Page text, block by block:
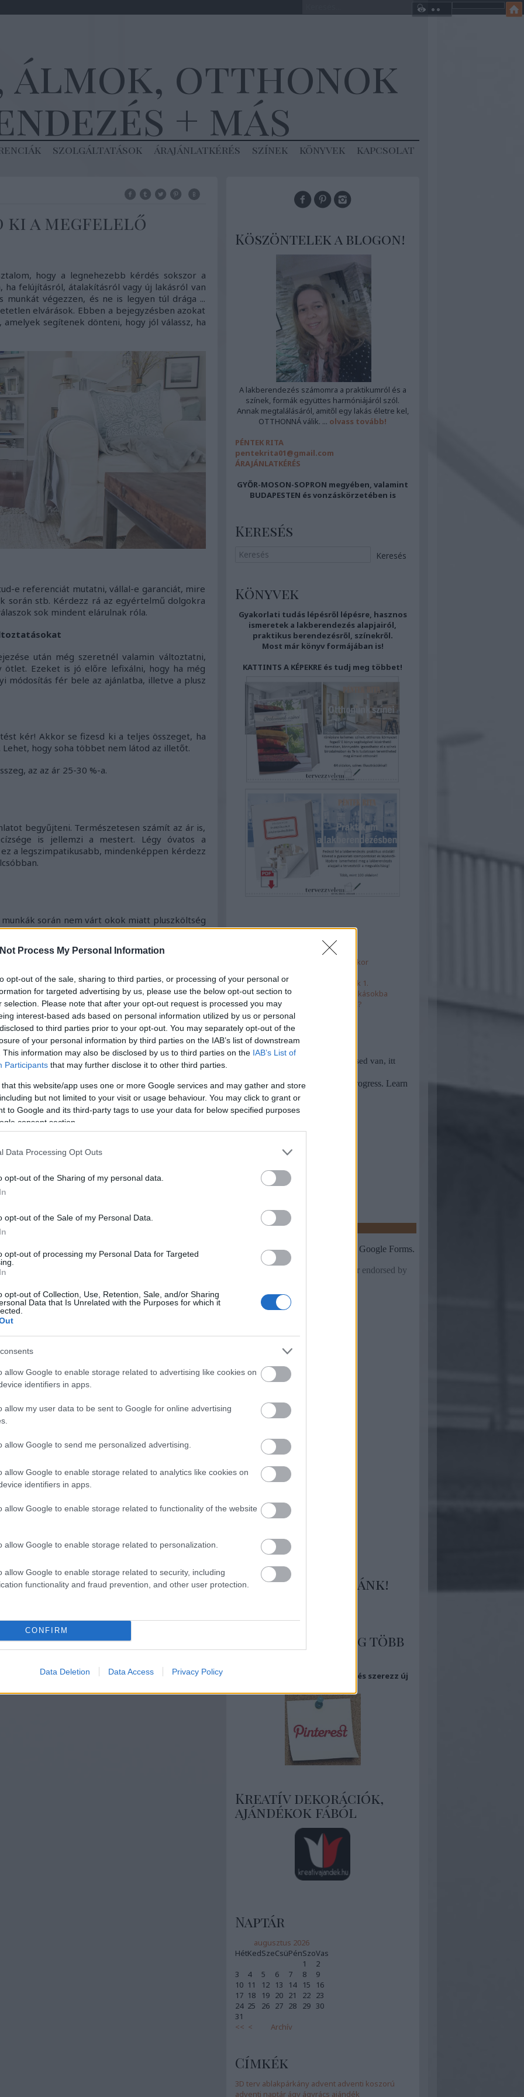
Process My Personal Information
opt-out of the sale, sharing to third parties, or processing of your personal or
for targeted advertising by us, please use the below opt-out section to
selection. Please note that after your opt-out request is processed you may
interest-based ads based on personal information utilized by us or personal
to third parties prior to your opt-out. You may separately opt-out of the
of your personal information by third parties on the IAB’s list of downstream
This information may also be disclosed by us to third parties on the IAB’s List of
Participants that may further disclose it to other third parties.
that this website/app uses one or more Google services and may gather and store
but not limited to your visit or usage behaviour. You may click to grant or
to Google and its third-party tags to use your data for below specified purposes
consent section.
Data Processing Opt Outs
opt-out of the Sharing of my personal data.
opt-out of the Sale of my Personal Data.
opt-out of processing my Personal Data for Targeted
opt-out of Collection, Use, Retention, Sale, and/or Sharing
Data that Is Unrelated with the Purposes for which it
allow Google to enable storage related to advertising like cookies on
identifiers in apps.
allow my user data to be sent to Google for online advertising
allow Google to send me personalized advertising.
allow Google to enable storage related to analytics like cookies on
identifiers in apps.
allow Google to enable storage related to functionality of the website
allow Google to enable storage related to personalization.
allow Google to enable storage related to security, including
functionality and fraud prevention, and other user protection.
CONFIRM
Data Deletion Data Access Privacy Policy
álmok, otthonok
+ más
szolgáltatások árajánlatkérés színek könyvek kapcsolat
ki a megfelelő
hogy a legnehezebb kérdés sokszor a
ha felújításról, átalakításról vagy új lakásról van
munkát végezzen, és ne is legyen túl drága ...
elvárások. Ebben a bejegyzésben azokat
segítenek dönteni, hogy jól válassz, ha
e referenciát mutatni, vállal-e garanciát, mire
során stb. Kérdezz rá az egyértelmű dolgokra
sok mindent elárulnak róla.
után még szeretnél valamin változtatni,
Ezeket is jó előre lefixálni, hogy ha még
módosítás fér bele az ajánlatba, illetve a plusz
kér! Akkor se fizesd ki a teljes összeget, ha
Lehet, hogy soha többet nem látod az illetőt.
az az ár 25-30 %-a.
begyűjteni. Természetesen számít az ár is,
is jellemzi a mestert. Légy óvatos a
a legszimpatikusabb, mindenképpen kérdezz
során nem várt okok miatt pluszköltség
legyen lehetőséged dönteni. Ha pedig ezt már
szóljon. Hiszen mégiscsak ő a szakember,
amiről mi esetleg nem is tudunk, mert még
miért és hova érdemes vagy éppen
még nem fordult elő.
...
a kis összefoglaló és nem futtok bele egy
kontárba.
otthon
lakberendezés
címe:
id/14534444
nem ellenőrzi. Kifogás esetén forduljon a blog szerkesztőjéhez.
tájékoztatóban .
Köszöntelek a blogon!
A lakberendezés számomra a praktikumról és a
színek, formák együttes harmóniájáról szól.
Annak megtalálásáról, amitől egy lakás életre kel,
OTTHONNÁ válik. ... olvass tovább!
PÉNTEK RITA
pentekrita01@gmail.com
ÁRAJÁNLATKÉRÉS
GYŐR-MOSON-SOPRON megyében, valamint
BUDAPESTEN és vonzáskörzetében is
Keresés
Könyvek
Gyakorlati tudás lépésről lépésre, hasznos
ismeretek a lakberendezés alapjairól,
praktikus berendezésről, színekről.
Most már könyv formájában is!
KATTINTS A KÉPEKRE és tudj meg többet!
Általános hibák fürdő tervezésekor
Együtt is, külön is - térelválasztók 1.
Helytakarékos megoldások kislakásokba
Szekrényágyak - mire figyeljünk?
Csatlakozz hozzánk!
Még több kép, még több
inspiráció
Nézd meg Pinterest oldalamat és szerezz új
Kreatív dekorációk,
ajándékok fából
Naptár
augusztus 2026
HétKedSzeCsüPénSzoVas
<< < Archív
1
2
3
4 5 6 7 8
9
10 11 12 13 14 15
16
17 18 19 20 21 22 23
24 25 26 27 28 29 30
31
Címkék
3D terv ablakpárkány advent adventi koszorú
adventi naptár ágy ágyrács ajándék